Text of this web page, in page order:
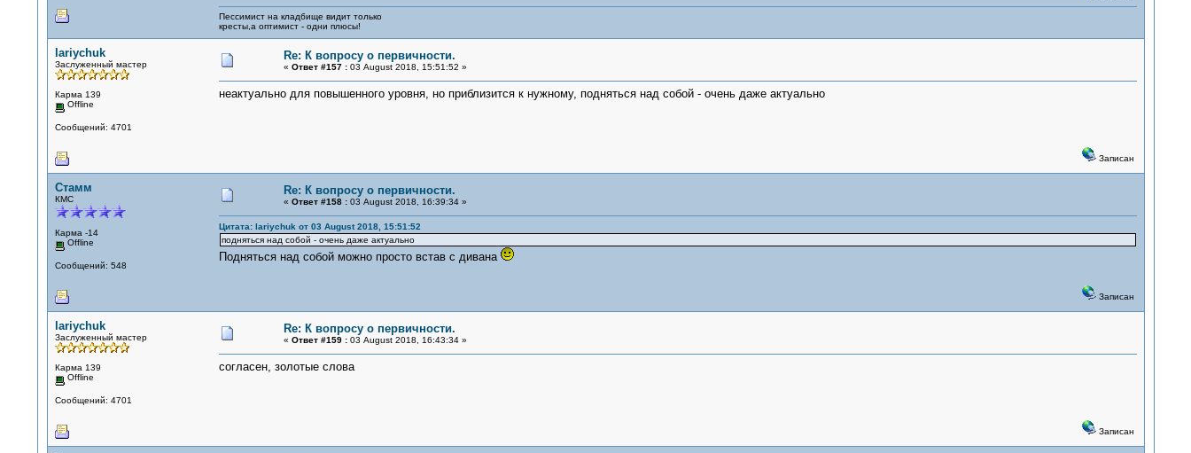
Пессимист на кладбище видит только
кресты,а оптимист - одни плюсы!
lariychuk
Заслуженный мастер
Карма 139
Offline
Сообщений: 4701
Re: К вопросу о первичности.
« Ответ #157 :03 August 2018, 15:51:52 »
неактуально для повышенного уровня, но приблизится к нужному, подняться над собой - очень даже актуально
Записан
Стамм
КМС
Карма -14
Offline
Сообщений: 548
Re: К вопросу о первичности.
« Ответ #158 :03 August 2018, 16:39:34 »
Цитата: lariychuk от 03 August 2018, 15:51:52
подняться над собой - очень даже актуально
Подняться над собой можно просто встав с дивана
Записан
lariychuk
Заслуженный мастер
Карма 139
Offline
Сообщений: 4701
Re: К вопросу о первичности.
« Ответ #159 :03 August 2018, 16:43:34 »
согласен, золотые слова
Записан